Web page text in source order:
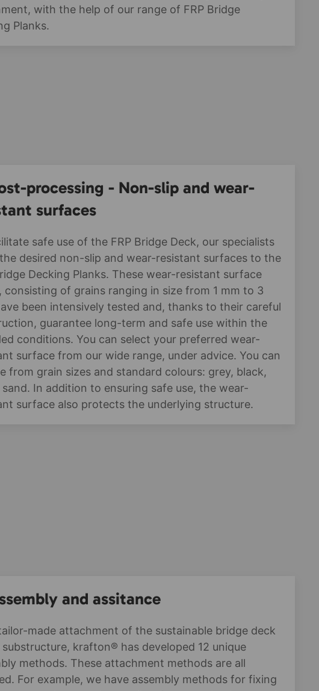
with the help of our range of FRP Bridge
Planks.
processing - Non-slip and wear-
surfaces
safe use of the FRP Bridge Deck, our specialists
desired non-slip and wear-resistant surfaces to the
Decking Planks. These wear-resistant surface
consisting of grains ranging in size from 1 mm to 3
been intensively tested and, thanks to their careful
guarantee long-term and safe use within the
conditions. You can select your preferred wear-
surface from our wide range, under advice. You can
from grain sizes and standard colours: grey, black,
In addition to ensuring safe use, the wear-
surface also protects the underlying structure.
and assitance
made attachment of the sustainable bridge deck
krafton® has developed 12 unique
methods. These attachment methods are all
For example, we have assembly methods for fixing